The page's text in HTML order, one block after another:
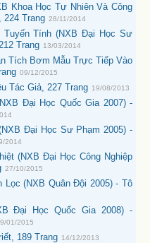
Khoa Học Tự Nhiên Và Công
224 Trang 28/11/2014
Tuyến Tính (NXB Đại Học Sư
Trang 13/03/2014
Tích Bơm Mẫu Trực Tiếp Vào
09/12/2015
Tác Giả, 227 Trang 19/08/2013
Đại Học Quốc Gia 2007) -
Đại Học Sư Phạm 2005) -
2014
(NXB Đại Học Công Nghiệp
27/10/2015
Lọc (NXB Quân Đội 2005) - Tô
Đại Học Quốc Gia 2008) -
01/2015
189 Trang 14/12/2013